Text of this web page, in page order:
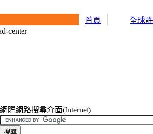
首頁 全球
center
網際網路搜尋介面(Internet)